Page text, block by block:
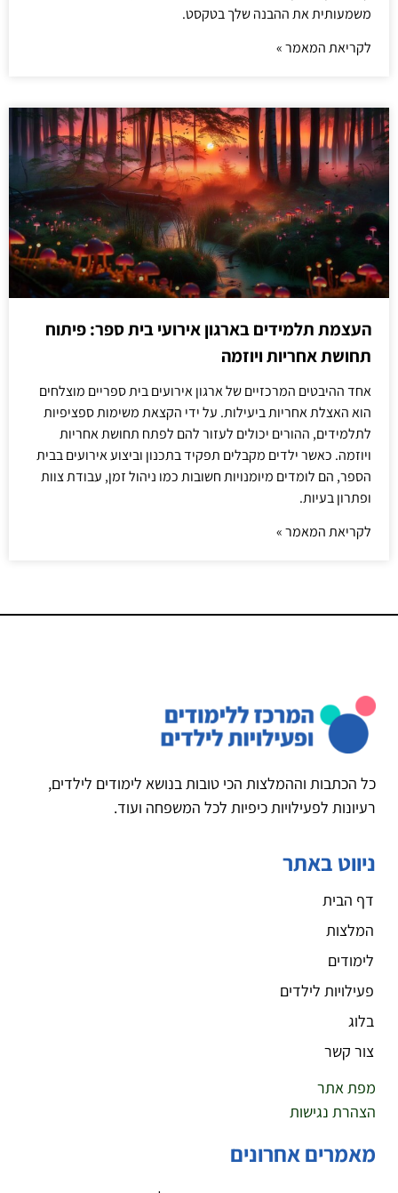
משמעותית את ההבנה שלך בטקסט.
לקריאת המאמר »
העצמת תלמידים בארגון אירועי בית ספר: פיתוח
תחושת אחריות ויוזמה
אחד ההיבטים המרכזיים של ארגון אירועים בית ספריים מוצלחים
הוא האצלת אחריות ביעילות. על ידי הקצאת משימות ספציפיות
לתלמידים, ההורים יכולים לעזור להם לפתח תחושת אחריות
ויוזמה. כאשר ילדים מקבלים תפקיד בתכנון וביצוע אירועים בבית
הספר, הם לומדים מיומנויות חשובות כמו ניהול זמן, עבודת צוות
ופתרון בעיות.
לקריאת המאמר »
כל הכתבות וההמלצות הכי טובות בנושא לימודים לילדים,
רעיונות לפעילויות כיפיות לכל המשפחה ועוד.
ניווט באתר
דף הבית
המלצות
לימודים
פעילויות לילדים
בלוג
צור קשר
מפת אתר
הצהרת נגישות
מאמרים אחרונים